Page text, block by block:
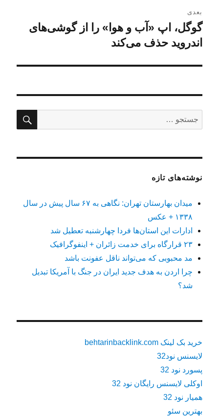
بعدی
نوشته
بعدی:
گوگل، اپ «آب و هوا» را از گوشی‌های
اندروید حذف می‌کند
برای:
نوشته‌های تازه
میدان بهارستان تهران: نگاهی به ۶۷ سال پیش در سال
۱۳۳۸ + عکس
ادارات این استان‌ها فردا چهارشنبه تعطیل شد
۲۳ قرارگاه برای خدمت زائران + اینفوگرافیک
مد محبوبی که می‌تواند ناقل عفونت باشد
چرا اردن به هدف جدید ایران در جنگ با آمریکا تبدیل
شد؟
خرید بک لینک behtarinbacklink.com
لایسنس نود32
پسورد نود 32
اوکلی لایسنس رایگان نود 32
همیار نود 32
بهترین سئو